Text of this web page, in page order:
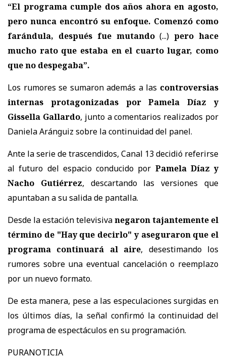
“El programa cumple dos años ahora en agosto,
pero nunca encontró su enfoque. Comenzó como
farándula, después fue mutando(...)pero hace
mucho rato que estaba en el cuarto lugar, como
que no despegaba”.
Los rumores se sumaron además a las controversias
internas protagonizadas por Pamela Díaz y
Gissella Gallardo, junto a comentarios realizados por
Daniela Aránguiz sobre la continuidad del panel.
Ante la serie de trascendidos, Canal 13 decidió referirse
al futuro del espacio conducido por Pamela Díaz y
Nacho Gutiérrez, descartando las versiones que
apuntaban a su salida de pantalla.
Desde la estación televisivanegaron tajantemente el
término de "Hay que decirlo" y aseguraron que el
programa continuará al aire, desestimando los
rumores sobre una eventual cancelación o reemplazo
por un nuevo formato.
De esta manera, pese a las especulaciones surgidas en
los últimos días, la señal confirmó la continuidad del
programa de espectáculos en su programación.
PURANOTICIA